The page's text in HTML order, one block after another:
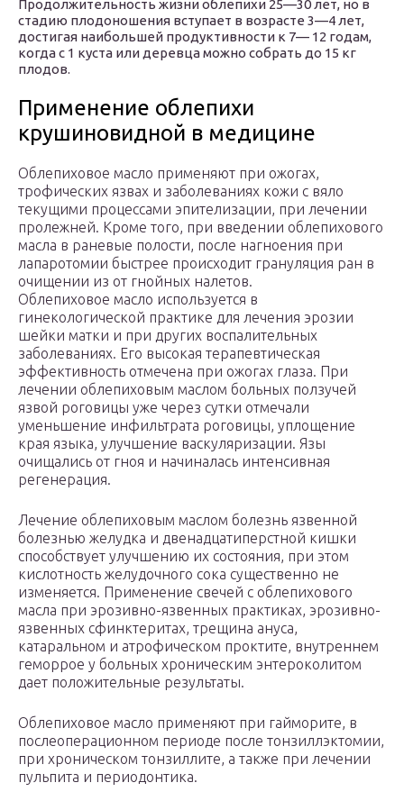
Продолжительность жизни облепихи 25—30 лет, но в
стадию плодоношения вступает в возрасте 3—4 лет,
достигая наибольшей продуктивности к 7— 12 годам,
когда с 1 куста или деревца можно собрать до 15 кг
плодов.
Применение облепихи
крушиновидной в медицине
Облепиховое масло применяют при ожогах,
трофических язвах и заболеваниях кожи с вяло
текущими процессами эпителизации, при лечении
пролежней. Кроме того, при введении облепихового
масла в раневые полости, после нагноения при
лапаротомии быстрее происходит грануляция ран в
очищении из от гнойных налетов.
Облепиховое масло используется в
гинекологической практике для лечения эрозии
шейки матки и при других воспалительных
заболеваниях. Его высокая терапевтическая
эффективность отмечена при ожогах глаза. При
лечении облепиховым маслом больных ползучей
язвой роговицы уже через сутки отмечали
уменьшение инфильтрата роговицы, уплощение
края языка, улучшение васкуляризации. Язы
очищались от гноя и начиналась интенсивная
регенерация.
Лечение облепиховым маслом болезнь язвенной
болезнью желудка и двенадцатиперстной кишки
способствует улучшению их состояния, при этом
кислотность желудочного сока существенно не
изменяется. Применение свечей с облепихового
масла при эрозивно-язвенных практиках, эрозивно-
язвенных сфинктеритах, трещина ануса,
катаральном и атрофическом проктите, внутреннем
геморрое у больных хроническим энтероколитом
дает положительные результаты.
Облепиховое масло применяют при гайморите, в
послеоперационном периоде после тонзиллэктомии,
при хроническом тонзиллите, а также при лечении
пульпита и периодонтика.